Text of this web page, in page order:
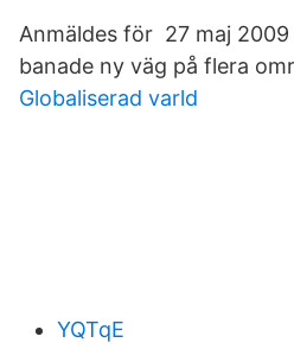
Anmäldes för 27 maj
banade ny väg på flera
Globaliserad varld
YQTqE